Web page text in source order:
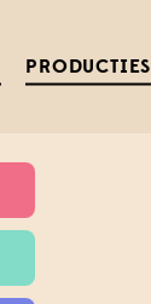
PRODUCTIES